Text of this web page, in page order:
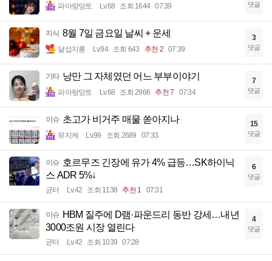
파아랑망토 Lv.68 조회 1644 07:39 댓글
지식 8월 7일 금요일 날씨 + 운세
달섭지롱 Lv.94 조회 643 추천 2 07:39
3
댓글
기타 낭만 그 자체였던 어느 부부이야기
파아랑망토 Lv.68 조회 2966 추천 7 07:34
7
댓글
이슈 초고가 비거주 매물 쏟아지나
뮤지케 Lv.99 조회 2689 07:33
15
댓글
이슈 호르무즈 긴장에 유가 4% 급등…SK하이닉
스 ADR 5%↓
균터 Lv.42 조회 1138 추천 1 07:31
6
댓글
이슈 HBM 질주에 D램·파운드리 동반 강세…내년
3000조원 시장 열린다
균터 Lv.42 조회 1039 07:28
4
댓글